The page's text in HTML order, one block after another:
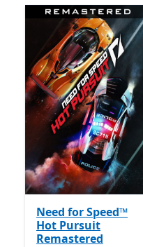
Need for Speed™
Hot Pursuit
Remastered